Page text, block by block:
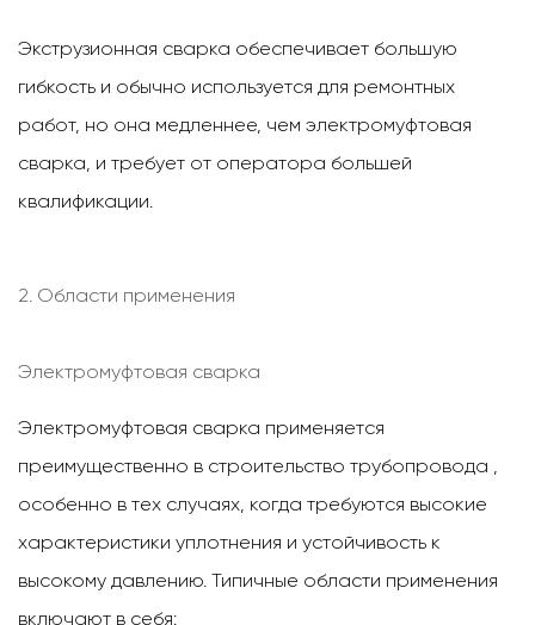
Экструзионная сварка обеспечивает большую
гибкость и обычно используется для ремонтных
работ, но она медленнее, чем электромуфтовая
сварка, и требует от оператора большей
квалификации.
2. Области применения
Электромуфтовая сварка
Электромуфтовая сварка применяется
преимущественно в строительство трубопровода ,
особенно в тех случаях, когда требуются высокие
характеристики уплотнения и устойчивость к
высокому давлению. Типичные области применения
включают в себя: